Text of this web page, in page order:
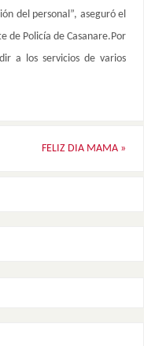
del personal”, aseguró el
de Policía de Casanare.Por
a los servicios de varios
FELIZ DIA MAMA »